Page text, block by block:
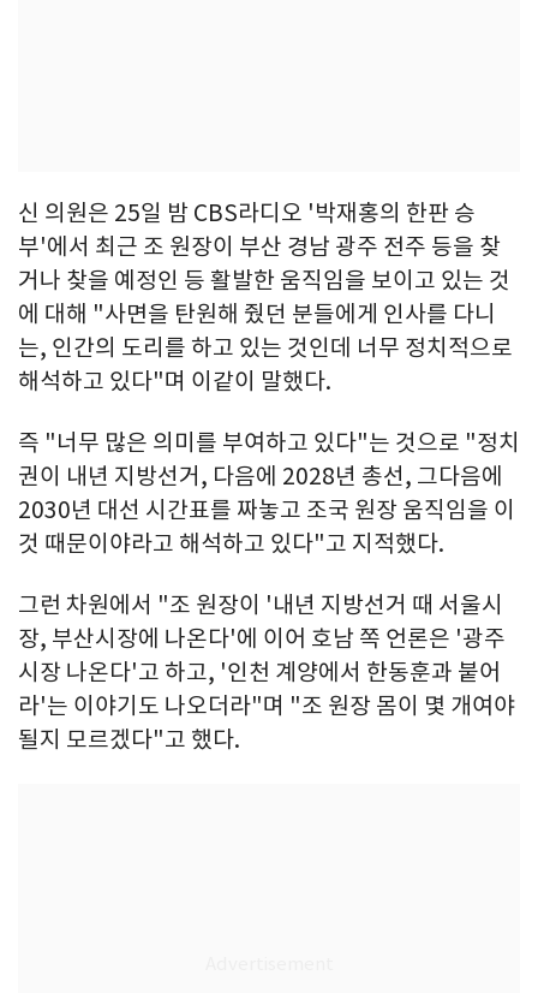
신 의원은 25일 밤 CBS라디오 '박재홍의 한판 승
부'에서 최근 조 원장이 부산 경남 광주 전주 등을 찾
거나 찾을 예정인 등 활발한 움직임을 보이고 있는 것
에 대해 "사면을 탄원해 줬던 분들에게 인사를 다니
는, 인간의 도리를 하고 있는 것인데 너무 정치적으로
해석하고 있다"며 이같이 말했다.
즉 "너무 많은 의미를 부여하고 있다"는 것으로 "정치
권이 내년 지방선거, 다음에 2028년 총선, 그다음에
2030년 대선 시간표를 짜놓고 조국 원장 움직임을 이
것 때문이야라고 해석하고 있다"고 지적했다.
그런 차원에서 "조 원장이 '내년 지방선거 때 서울시
장, 부산시장에 나온다'에 이어 호남 쪽 언론은 '광주
시장 나온다'고 하고, '인천 계양에서 한동훈과 붙어
라'는 이야기도 나오더라"며 "조 원장 몸이 몇 개여야
될지 모르겠다"고 했다.